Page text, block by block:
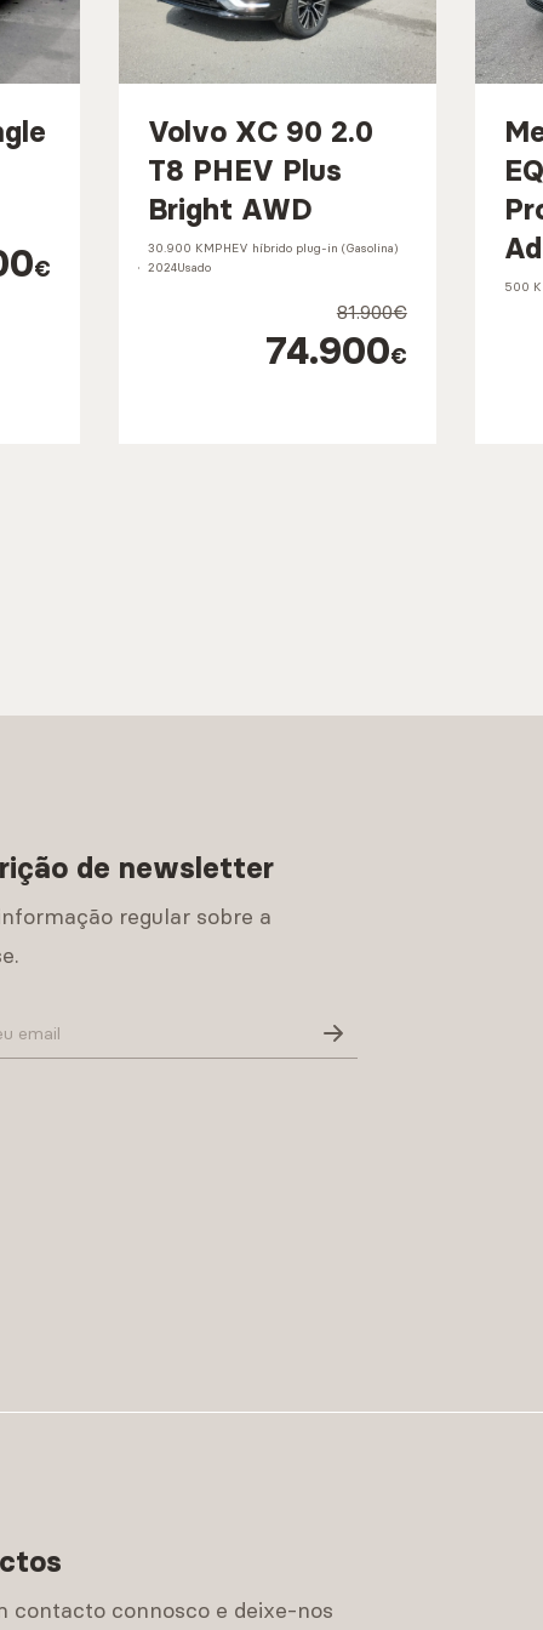
€
Volvo XC 90 2.0
T8 PHEV Plus
Bright AWD
30.900 KMPHEV híbrido plug-in (Gasolina)
2024Usado
81.900€
74.900€
500
de newsletter
regular sobre a
contacto connosco e deixe-nos